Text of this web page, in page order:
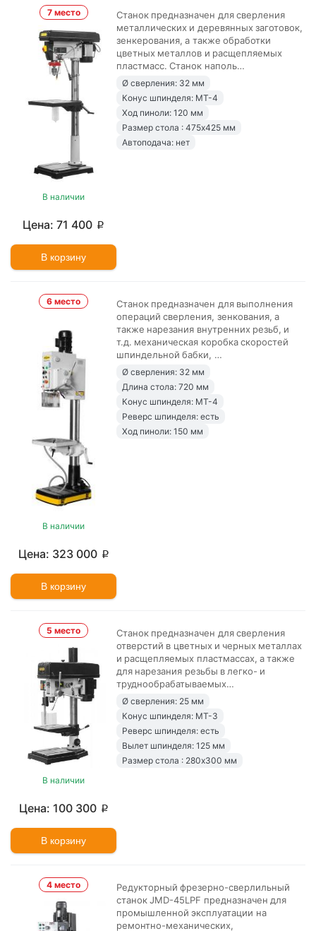
7 место
В наличии
71 400 p
В корзину
Станок предназначен для сверления
металлических и деревянных заготовок,
зенкерования, а также обработки
цветных металлов и расщепляемых
пластмасс. Станок наполь…
Ø сверления: 32 мм
Конус шпинделя: MT-4
Ход пиноли: 120 мм
Размер стола : 475х425 мм
Автоподача: нет
6 место
В наличии
323 000 p
В корзину
Станок предназначен для выполнения
операций сверления, зенкования, а
также нарезания внутренних резьб, и
т.д. механическая коробка скоростей
шпиндельной бабки, …
Ø сверления: 32 мм
Длина стола: 720 мм
Конус шпинделя: MT-4
Реверс шпинделя: есть
Ход пиноли: 150 мм
5 место
В наличии
100 300 p
В корзину
Станок предназначен для сверления
отверстий в цветных и черных металлах
и расщепляемых пластмассах, а также
для нарезания резьбы в легко- и
труднообрабатываемых…
Ø сверления: 25 мм
Конус шпинделя: MT-3
Реверс шпинделя: есть
Вылет шпинделя: 125 мм
Размер стола : 280х300 мм
4 место
Редукторный фрезерно-сверлильный
станок JMD-45LPF предназначен для
промышленной эксплуатации на
ремонтно-механических,